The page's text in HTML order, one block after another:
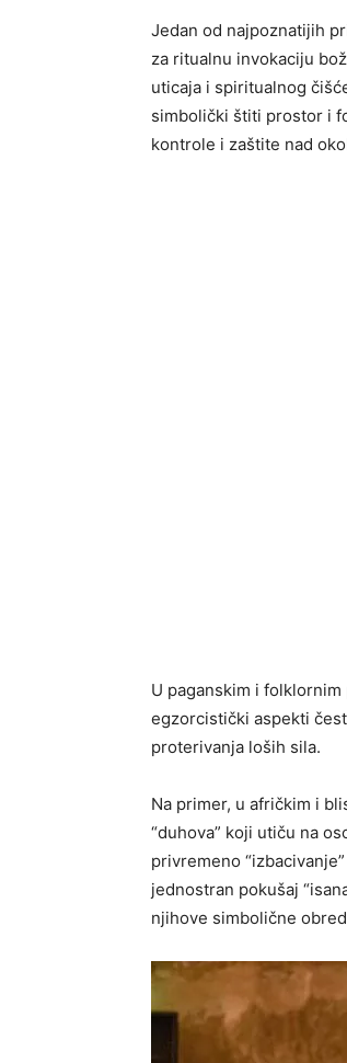
Jedan od najpoznatijih
za ritualnu invokaciju
uticaja i spiritualnog
simbolički štiti prostor i
kontrole i zaštite nad
U paganskim i
egzorcistički aspekti
proterivanja loših sila.
Na primer, u afričkim i
“duhova” koji utiču na
privremeno
jednostran pokušaj
njihove simbolične